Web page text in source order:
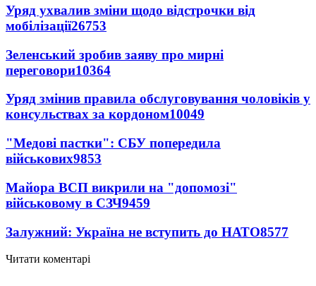
Уряд ухвалив зміни щодо відстрочки від
мобілізації26753
Зеленський зробив заяву про мирні
переговори10364
Уряд змінив правила обслуговування чоловіків у
консульствах за кордоном10049
"Медові пастки": СБУ попередила
військових9853
Майора ВСП викрили на "допомозі"
військовому в СЗЧ9459
Залужний: Україна не вступить до НАТО8577
Читати коментарі